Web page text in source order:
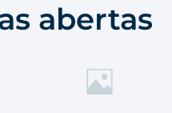
abertas